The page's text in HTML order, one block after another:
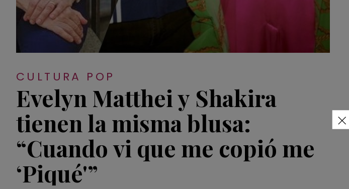
CULTURA POP
Evelyn Matthei y Shakira
tienen la misma blusa:
“Cuando vi que me copió me
‘Piqué'”
×